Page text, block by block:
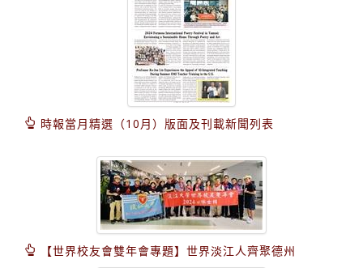
時報當月精選（10月）版面及刊載新聞列表
【世界校友會雙年會專題】世界淡江人齊聚德州